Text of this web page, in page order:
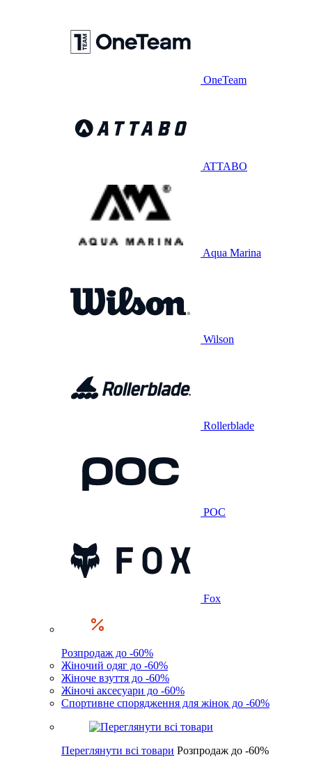
OneTeam
ATTABO
Aqua Marina
Wilson
Rollerblade
POC
Fox
Розпродаж до -60%
Жіночий одяг до -60%
Жіноче взуття до -60%
Жіночі аксесуари до -60%
Спортивне спорядження для жінок до -60%
Переглянути всі товари Розпродаж до -60%